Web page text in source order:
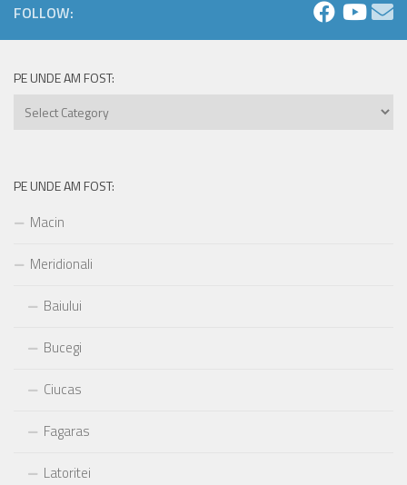
FOLLOW:
PE UNDE AM FOST:
Pe
PE UNDE AM FOST:
Macin
Meridionali
Baiului
Bucegi
Ciucas
Fagaras
Latoritei